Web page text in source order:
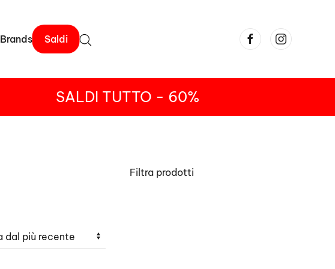
Brands Saldi
SALDI TUTTO - 60%
Filtra prodotti